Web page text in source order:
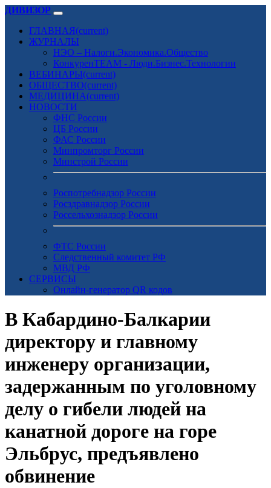
ДИВИЗОР
ГЛАВНАЯ(current)
ЖУРНАЛЫ
НЭО – Налоги.Экономика.Общество
КонкуренTEAM - Люди.Бизнес.Технологии
ВЕБИНАРЫ(current)
ОБЩЕСТВО(current)
МЕДИЦИНА(current)
НОВОСТИ
ФНС России
ЦБ России
ФАС России
Минпромторг России
Минстрой России
Роспотребнадзор России
Росздравнадзор России
Россельхознадзор России
ФТС России
Следственный комитет РФ
МВД РФ
СЕРВИСЫ
Онлайн-генератор QR кодов
В Кабардино-Балкарии
директору и главному
инженеру организации,
задержанным по уголовному
делу о гибели людей на
канатной дороге на горе
Эльбрус, предъявлено
обвинение